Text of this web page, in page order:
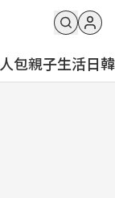
包親子生活日韓